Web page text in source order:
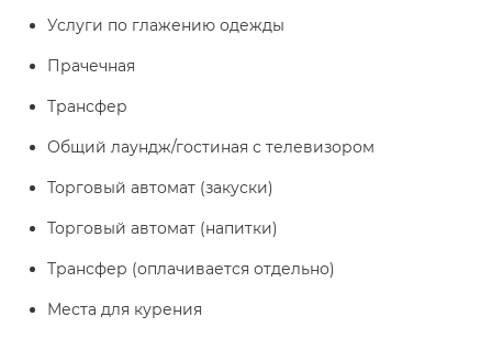
Услуги по глажению одежды
Прачечная
Трансфер
Общий лаундж/гостиная с телевизором
Торговый автомат (закуски)
Торговый автомат (напитки)
Трансфер (оплачивается отдельно)
Места для курения